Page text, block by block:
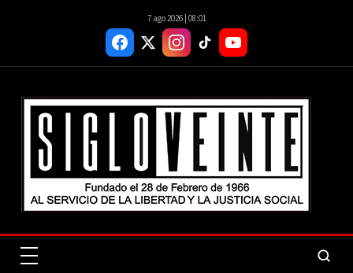
7 ago 2026 | 08:01